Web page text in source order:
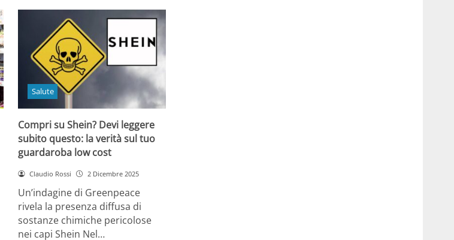
Salute
Compri su Shein? Devi leggere
subito questo: la verità sul tuo
guardaroba low cost
Claudio Rossi 2 Dicembre 2025
Un’indagine di Greenpeace
rivela la presenza diffusa di
sostanze chimiche pericolose
nei capi Shein Nel…